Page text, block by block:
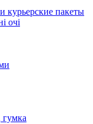
курьерские пакеты
очі